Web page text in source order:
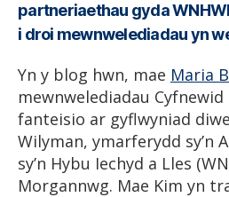
partneriaethau gyda
i droi mewnwelediadau yn
Yn y blog hwn, mae Maria
mewnwelediadau
fanteisio ar gyflwyniad
Wilyman, ymarferydd sy’n
sy’n Hybu Iechyd a Lles
Morgannwg. Mae Kim yn